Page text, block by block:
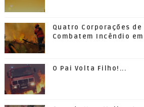
Quatro Corporações
Combatem Incêndio
O Pai Volta Filho!...